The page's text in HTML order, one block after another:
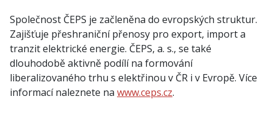
Společnost ČEPS je začleněna do evropských struktur.
Zajišťuje přeshraniční přenosy pro export, import a
tranzit elektrické energie. ČEPS, a. s., se také
dlouhodobě aktivně podílí na formování
liberalizovaného trhu s elektřinou v ČR i v Evropě. Více
informací naleznete na www.ceps.cz.